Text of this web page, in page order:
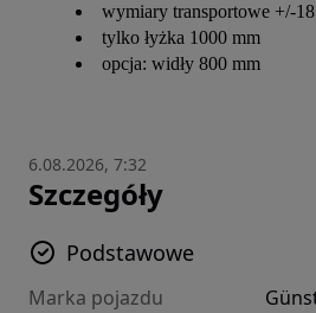
wymiary transportowe +/-
tylko łyżka 1000 mm
opcja: widły 800 mm
6.08.2026, 7:32
Szczegóły
Podstawowe
Marka pojazdu